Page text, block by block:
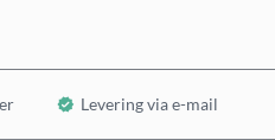
Levering via e-mail